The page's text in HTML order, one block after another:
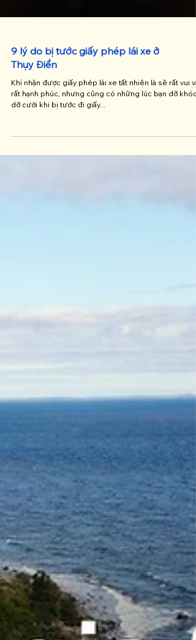
9 lý do bị tước giấy phép lái xe ở
Thụy Điển
dỡ cười khi bị tước đi giấy...